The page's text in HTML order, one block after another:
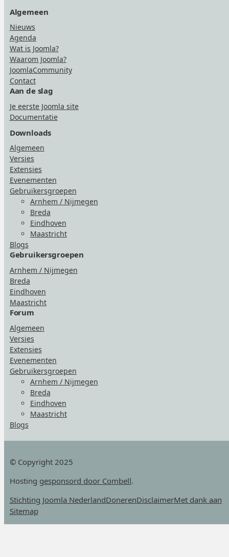
Algemeen
Nieuws
Agenda
Wat is Joomla?
Waarom Joomla?
JoomlaCommunity
Contact
Aan de slag
Je eerste Joomla site
Documentatie
Downloads
Algemeen
Versies
Extensies
Evenementen
Gebruikersgroepen
Arnhem / Nijmegen
Breda
Eindhoven
Maastricht
Blogs
Gebruikersgroepen
Arnhem / Nijmegen
Breda
Eindhoven
Maastricht
Forum
Algemeen
Versies
Extensies
Evenementen
Gebruikersgroepen
Arnhem / Nijmegen
Breda
Eindhoven
Maastricht
Blogs
© Copyright 2025
Hosting gesponsord door Combell.
Stichting Joomla NederlandDonerenDisclaimerMet dank aan
Sitemap